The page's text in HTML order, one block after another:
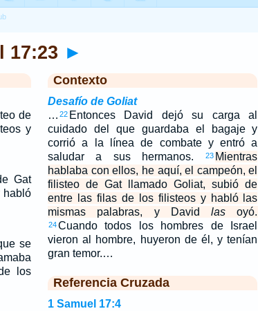
17:23 ►
de
y
Gat
habló
se
los
Contexto
Desafío de Goliat
… 22 Entonces David dejó su carga al
cuidado del que guardaba el bagaje y
corrió a la línea de combate y entró a
saludar a sus hermanos.
23 Mientras
hablaba con ellos, he aquí, el campeón, el
filisteo de Gat llamado Goliat, subió de
entre las filas de los filisteos y habló las
mismas palabras, y Davidlas oyó.
24Cuando todos los hombres de Israel
vieron al hombre, huyeron de él, y tenían
gran temor.…
Referencia Cruzada
1 Samuel 17:4